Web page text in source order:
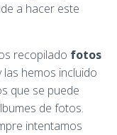
a hacer este
recopilado fotos
las hemos incluido
que se puede
de fotos.
intentamos